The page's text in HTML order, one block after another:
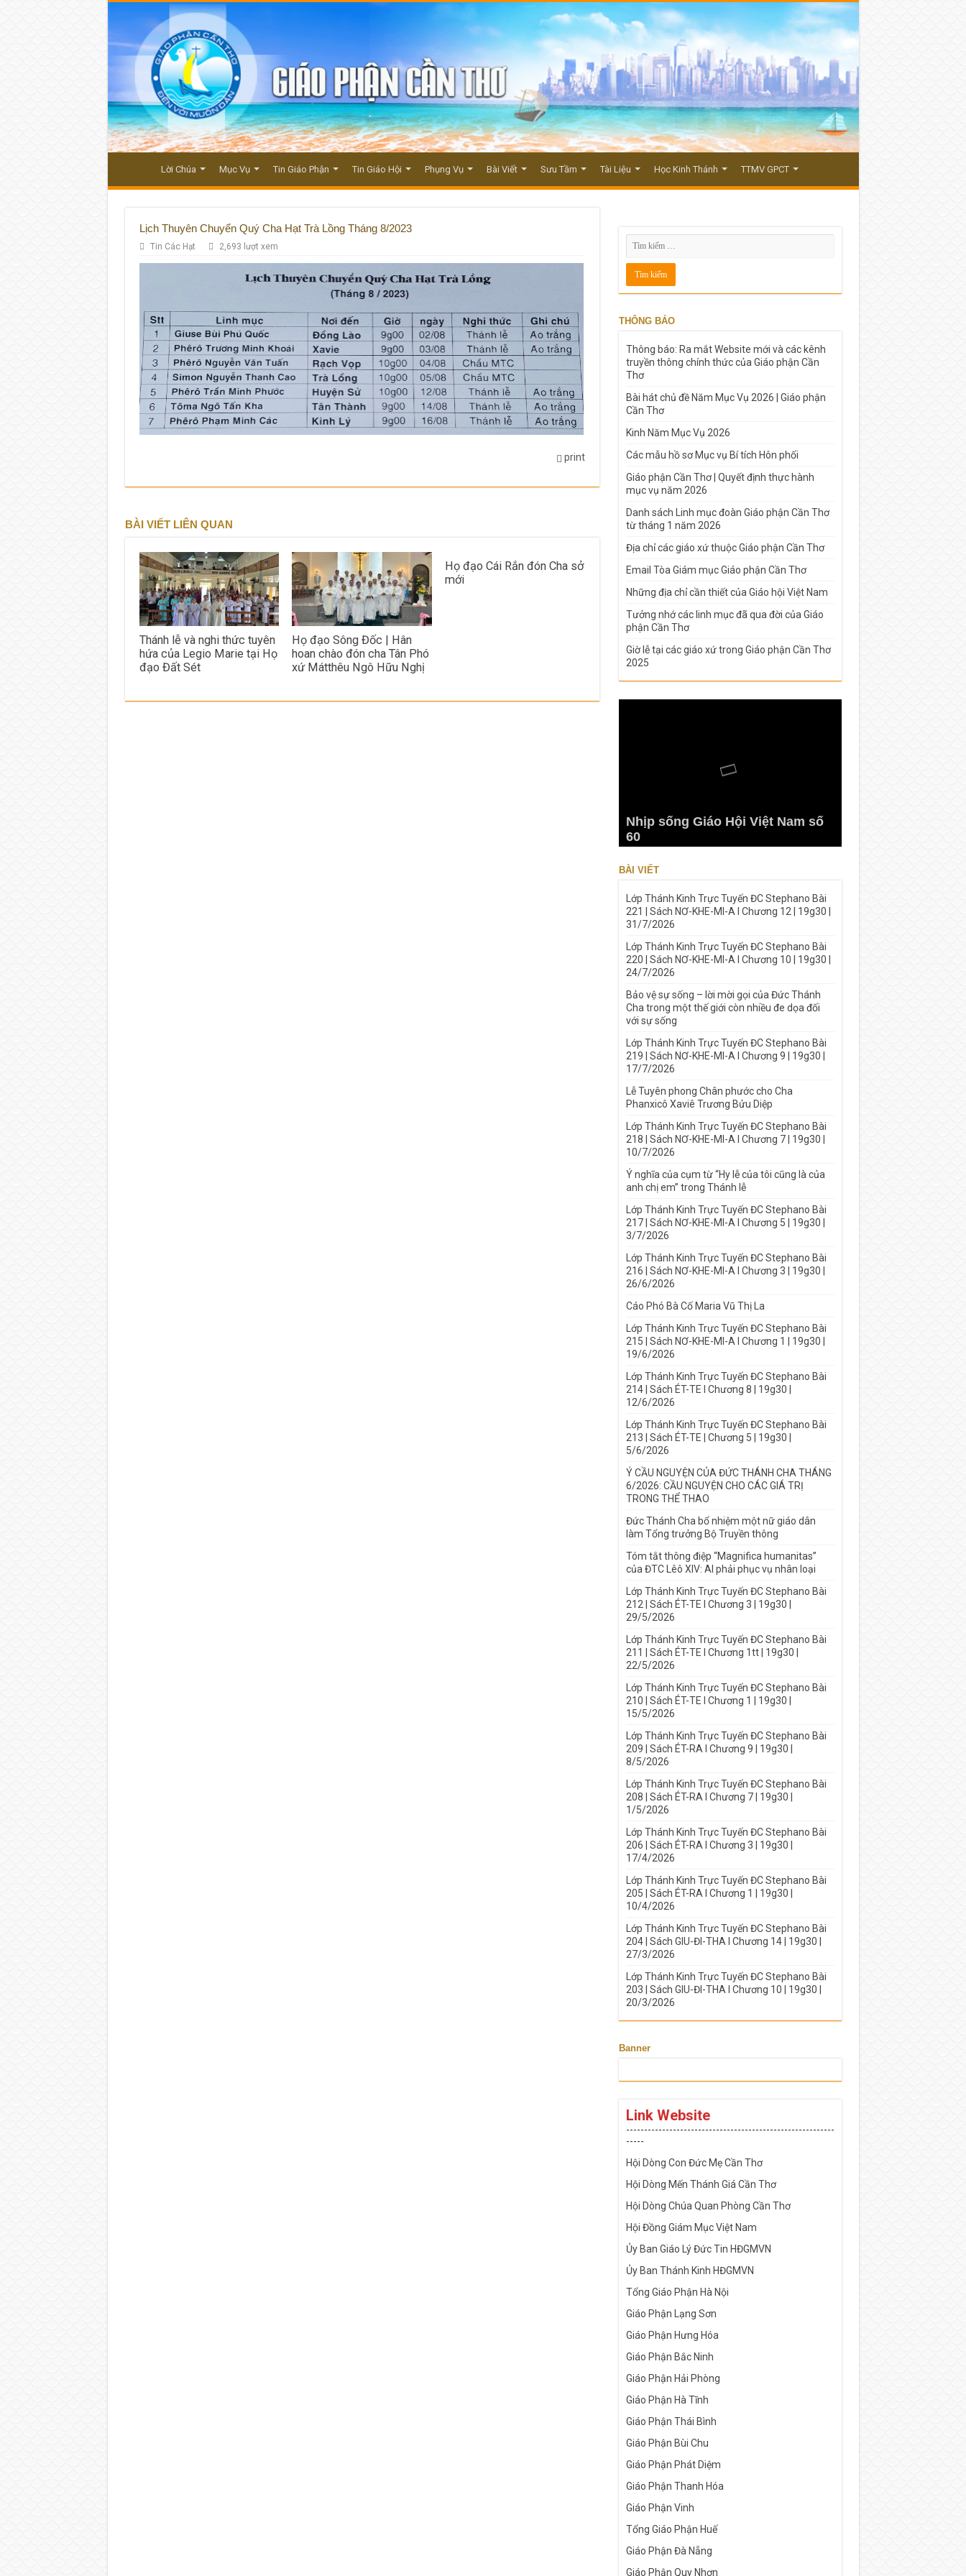
Lời Chúa Mục Vụ Tin Giáo Phận Tin Giáo Hội Phụng Vụ Bài Viết Sưu Tầm Tài Liệu Học Kinh Thánh TTMV GPCT
Lịch Thuyên Chuyển Quý Cha Hạt Trà Lồng Tháng 8/2023
Tin Các Hạt 2,693 lượt xem
print
BÀI VIẾT LIÊN QUAN
Thánh lễ và nghi thức tuyên
hứa của Legio Marie tại Họ
đạo Đất Sét
Họ đạo Sông Đốc | Hân
hoan chào đón cha Tân Phó
xứ Mátthêu Ngô Hữu Nghị
Họ đạo Cái Rắn đón Cha sở
mới
THÔNG BÁO
Thông báo: Ra mắt Website mới và các kênh
truyền thông chính thức của Giáo phận Cần
Thơ
Bài hát chủ đề Năm Mục Vụ 2026 | Giáo phận
Cần Thơ
Kinh Năm Mục Vụ 2026
Các mẫu hồ sơ Mục vụ Bí tích Hôn phối
Giáo phận Cần Thơ | Quyết định thực hành
mục vụ năm 2026
Danh sách Linh mục đoàn Giáo phận Cần Thơ
từ tháng 1 năm 2026
Địa chỉ các giáo xứ thuộc Giáo phận Cần Thơ
Email Tòa Giám mục Giáo phận Cần Thơ
Những địa chỉ cần thiết của Giáo hội Việt Nam
Tưởng nhớ các linh mục đã qua đời của Giáo
phận Cần Thơ
Giờ lễ tại các giáo xứ trong Giáo phận Cần Thơ
2025
Nhịp sống Giáo Hội Việt Nam số
60
BÀI VIẾT
Lớp Thánh Kinh Trực Tuyến ĐC Stephano Bài
221 | Sách NƠ-KHE-MI-A I Chương 12 | 19g30 |
31/7/2026
Lớp Thánh Kinh Trực Tuyến ĐC Stephano Bài
220 | Sách NƠ-KHE-MI-A I Chương 10 | 19g30 |
24/7/2026
Bảo vệ sự sống – lời mời gọi của Đức Thánh
Cha trong một thế giới còn nhiều đe dọa đối
với sự sống
Lớp Thánh Kinh Trực Tuyến ĐC Stephano Bài
219 | Sách NƠ-KHE-MI-A I Chương 9 | 19g30 |
17/7/2026
Lễ Tuyên phong Chân phước cho Cha
Phanxicô Xaviê Trương Bửu Diệp
Lớp Thánh Kinh Trực Tuyến ĐC Stephano Bài
218 | Sách NƠ-KHE-MI-A I Chương 7 | 19g30 |
10/7/2026
Ý nghĩa của cụm từ “Hy lễ của tôi cũng là của
anh chị em” trong Thánh lễ
Lớp Thánh Kinh Trực Tuyến ĐC Stephano Bài
217 | Sách NƠ-KHE-MI-A I Chương 5 | 19g30 |
3/7/2026
Lớp Thánh Kinh Trực Tuyến ĐC Stephano Bài
216 | Sách NƠ-KHE-MI-A I Chương 3 | 19g30 |
26/6/2026
Cáo Phó Bà Cố Maria Vũ Thị La
Lớp Thánh Kinh Trực Tuyến ĐC Stephano Bài
215 | Sách NƠ-KHE-MI-A I Chương 1 | 19g30 |
19/6/2026
Lớp Thánh Kinh Trực Tuyến ĐC Stephano Bài
214 | Sách ÉT-TE I Chương 8 | 19g30 |
12/6/2026
Lớp Thánh Kinh Trực Tuyến ĐC Stephano Bài
213 | Sách ÉT-TE | Chương 5 | 19g30 |
5/6/2026
Ý CẦU NGUYỆN CỦA ĐỨC THÁNH CHA THÁNG
6/2026: CẦU NGUYỆN CHO CÁC GIÁ TRỊ
TRONG THỂ THAO
Đức Thánh Cha bổ nhiệm một nữ giáo dân
làm Tổng trưởng Bộ Truyền thông
Tóm tắt thông điệp “Magnifica humanitas”
của ĐTC Lêô XIV: AI phải phục vụ nhân loại
Lớp Thánh Kinh Trực Tuyến ĐC Stephano Bài
212 | Sách ÉT-TE I Chương 3 | 19g30 |
29/5/2026
Lớp Thánh Kinh Trực Tuyến ĐC Stephano Bài
211 | Sách ÉT-TE I Chương 1tt | 19g30 |
22/5/2026
Lớp Thánh Kinh Trực Tuyến ĐC Stephano Bài
210 | Sách ÉT-TE I Chương 1 | 19g30 |
15/5/2026
Lớp Thánh Kinh Trực Tuyến ĐC Stephano Bài
209 | Sách ÉT-RA I Chương 9 | 19g30 |
8/5/2026
Lớp Thánh Kinh Trực Tuyến ĐC Stephano Bài
208 | Sách ÉT-RA I Chương 7 | 19g30 |
1/5/2026
Lớp Thánh Kinh Trực Tuyến ĐC Stephano Bài
206 | Sách ÉT-RA I Chương 3 | 19g30 |
17/4/2026
Lớp Thánh Kinh Trực Tuyến ĐC Stephano Bài
205 | Sách ÉT-RA I Chương 1 | 19g30 |
10/4/2026
Lớp Thánh Kinh Trực Tuyến ĐC Stephano Bài
204 | Sách GIU-ĐI-THA I Chương 14 | 19g30 |
27/3/2026
Lớp Thánh Kinh Trực Tuyến ĐC Stephano Bài
203 | Sách GIU-ĐI-THA I Chương 10 | 19g30 |
20/3/2026
Banner
Link Website
----------------------------------------------------------
-----
Hội Dòng Con Đức Mẹ Cần Thơ
Hội Dòng Mến Thánh Giá Cần Thơ
Hội Dòng Chúa Quan Phòng Cần Thơ
Hội Đồng Giám Mục Việt Nam
Ủy Ban Giáo Lý Đức Tin HĐGMVN
Ủy Ban Thánh Kinh HĐGMVN
Tổng Giáo Phận Hà Nội
Giáo Phận Lạng Sơn
Giáo Phận Hưng Hóa
Giáo Phận Bắc Ninh
Giáo Phận Hải Phòng
Giáo Phận Hà Tĩnh
Giáo Phận Thái Bình
Giáo Phận Bùi Chu
Giáo Phận Phát Diệm
Giáo Phận Thanh Hóa
Giáo Phận Vinh
Tổng Giáo Phận Huế
Giáo Phận Đà Nẵng
Giáo Phận Quy Nhơn